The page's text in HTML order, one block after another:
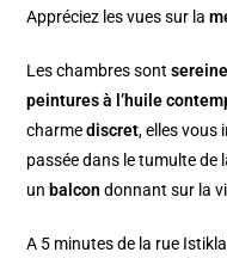
Appréciez les vues sur la
Les chambres sont
peintures à l’huile
charmediscret, elles vous
passée dans le tumulte de
un balcon donnant sur la
A 5 minutes de la rue